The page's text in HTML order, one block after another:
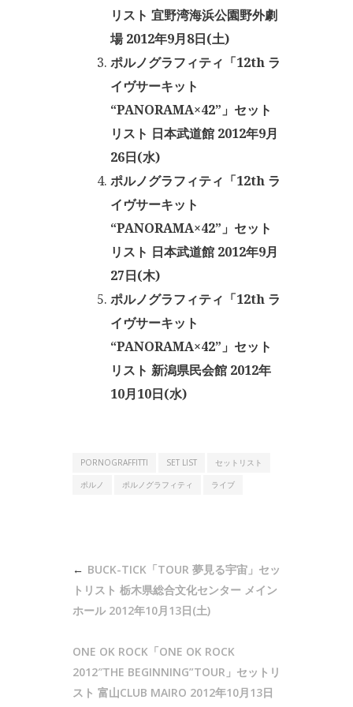
リスト 宜野湾海浜公園野外劇
場 2012年9月8日(土)
ポルノグラフィティ「12th ラ
イヴサーキット
“PANORAMA×42”」セット
リスト 日本武道館 2012年9月
26日(水)
ポルノグラフィティ「12th ラ
イヴサーキット
“PANORAMA×42”」セット
リスト 日本武道館 2012年9月
27日(木)
ポルノグラフィティ「12th ラ
イヴサーキット
“PANORAMA×42”」セット
リスト 新潟県民会館 2012年
10月10日(水)
PORNOGRAFFITTI SET LIST
セットリスト
ポルノ
ポルノグラフィティ ライブ
BUCK-TICK「TOUR 夢見る宇宙」セッ
トリスト 栃木県総合文化センター メイン
ホール 2012年10月13日(土)
ONE OK ROCK「ONE OK ROCK
2012″THE BEGINNING”TOUR」セットリ
スト 富山CLUB MAIRO 2012年10月13日